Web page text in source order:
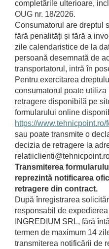
Bord | Plastice Interioare
Parfumuri | Odorizante
CEARA | SEALANT |
HIDROFOBE
PROTECTIE | COATING
POLISH | SLEFUIRE | BURETI
LAVETE | PROSOAPE
ACCESORII | ECHIPAMENTE |
APARATURA
completările ulterioare,
OUG nr. 18/2026.
Consumatorul are dreptul
fără penalități și fără a
zile calendaristice de la
persoană desemnată de
transportatorul, intră în
Pentru exercitarea
consumatorul poate
retragere disponibilă pe
formularului online
https://
sau poate transmite o
decizia de retragere la
Transmiterea
reprezintă notificarea
retragere din contract.
După înregistrarea
responsabil de
INGREDIUM SRL, fără
termen de maximum 14
transmiterea notificării de